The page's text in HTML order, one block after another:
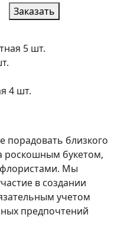
Заказать
5 шт.
4 шт.
порадовать близкого
роскошным букетом,
Мы
в создании
учетом
предпочтений